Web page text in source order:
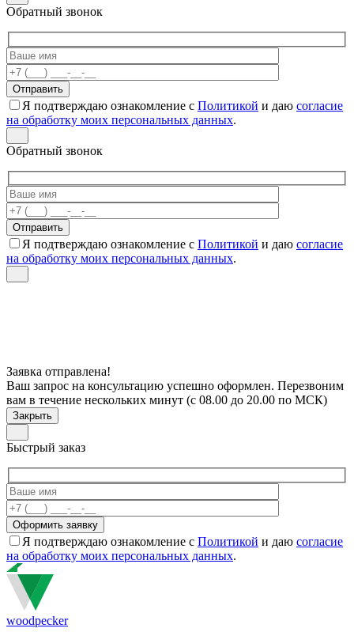
Обратный звонок
Я подтверждаю ознакомление с Политикой и даю согласие
на обработку моих персональных данных.
Обратный звонок
Я подтверждаю ознакомление с Политикой и даю согласие
на обработку моих персональных данных.
Заявка отправлена!
Ваш запрос на консультацию успешно оформлен. Перезвоним
вам в течение нескольких минут (с 08.00 до 20.00 по МСК)
Закрыть
Быстрый заказ
Я подтверждаю ознакомление с Политикой и даю согласие
на обработку моих персональных данных.
woodpecker